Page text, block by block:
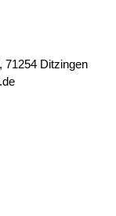
71254 Ditzingen